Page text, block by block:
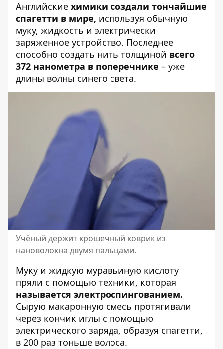
Английские химики создали тончайшие
спагетти в мире, используя обычную
муку, жидкость и электрически
заряженное устройство. Последнее
способно создать нить толщиной всего
372 нанометра в поперечнике – уже
длины волны синего света.
Учёный держит крошечный коврик из
нановолокна двумя пальцами.
Муку и жидкую муравьиную кислоту
пряли с помощью техники, которая
называется электроспингованием.
Сырую макаронную смесь протягивали
через кончик иглы с помощью
электрического заряда, образуя спагетти,
в 200 раз тоньше волоса.